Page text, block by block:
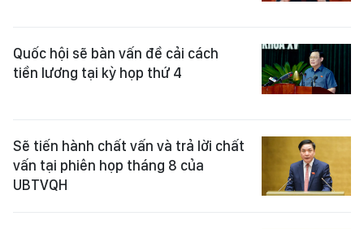
Quốc hội sẽ bàn vấn đề cải cách
tiền lương tại kỳ họp thứ 4 ​
Sẽ tiến hành chất vấn và trả lời chất
vấn tại phiên họp tháng 8 của
UBTVQH